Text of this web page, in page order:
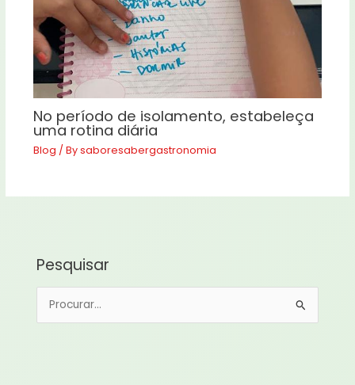
No período de isolamento, estabeleça
uma rotina diária
Blog / Bysaboresabergastronomia
Pesquisar